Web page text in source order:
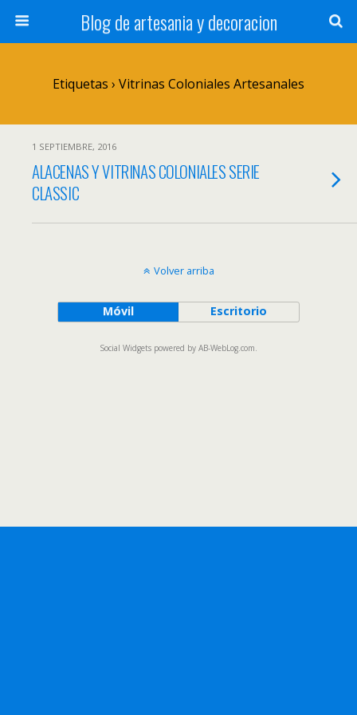
Blog de artesania y decoracion
Etiquetas › Vitrinas Coloniales Artesanales
1 SEPTIEMBRE, 2016
ALACENAS Y VITRINAS COLONIALES SERIE
CLASSIC
Volver arriba
Móvil Escritorio
Social Widgets powered by AB-WebLog.com.